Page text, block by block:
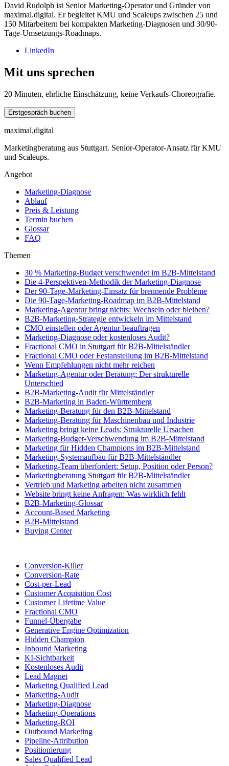
David Rudolph ist Senior Marketing-Operator und Gründer von
maximal.digital. Er begleitet KMU und Scaleups zwischen 25 und
150 Mitarbeitern bei kompakten Marketing-Diagnosen und 30/90-
Tage-Umsetzungs-Roadmaps.
LinkedIn
Mit uns sprechen
20 Minuten, ehrliche Einschätzung, keine Verkaufs-Choreografie.
Erstgespräch buchen
maximal.digital
Marketingberatung aus Stuttgart. Senior-Operator-Ansatz für KMU
und Scaleups.
Angebot
Marketing-Diagnose
Ablauf
Preis & Leistung
Termin buchen
Glossar
FAQ
Themen
30 % Marketing-Budget verschwendet im B2B-Mittelstand
Die 4-Perspektiven-Methodik der Marketing-Diagnose
Der 90-Tage-Marketing-Einsatz für brennende Probleme
Die 90-Tage-Marketing-Roadmap im B2B-Mittelstand
Marketing-Agentur bringt nichts: Wechseln oder bleiben?
B2B-Marketing-Strategie entwickeln im Mittelstand
CMO einstellen oder Agentur beauftragen
Marketing-Diagnose oder kostenloses Audit?
Fractional CMO in Stuttgart für B2B-Mittelständler
Fractional CMO oder Festanstellung im B2B-Mittelstand
Wenn Empfehlungen nicht mehr reichen
Marketing-Agentur oder Beratung: Der strukturelle
Unterschied
B2B-Marketing-Audit für Mittelständler
B2B-Marketing in Baden-Württemberg
Marketing-Beratung für den B2B-Mittelstand
Marketing-Beratung für Maschinenbau und Industrie
Marketing bringt keine Leads: Strukturelle Ursachen
Marketing-Budget-Verschwendung im B2B-Mittelstand
Marketing für Hidden Champions im B2B-Mittelstand
Marketing-Systemaufbau für B2B-Mittelständler
Marketing-Team überfordert: Setup, Position oder Person?
Marketingberatung Stuttgart für B2B-Mittelständler
Vertrieb und Marketing arbeiten nicht zusammen
Website bringt keine Anfragen: Was wirklich fehlt
B2B-Marketing-Glossar
Account-Based Marketing
B2B-Mittelstand
Buying Center
Conversion-Killer
Conversion-Rate
Cost-per-Lead
Customer Acquisition Cost
Customer Lifetime Value
Fractional CMO
Funnel-Übergabe
Generative Engine Optimization
Hidden Champion
Inbound Marketing
KI-Sichtbarkeit
Kostenloses Audit
Lead Magnet
Marketing Qualified Lead
Marketing-Audit
Marketing-Diagnose
Marketing-Operations
Marketing-ROI
Outbound Marketing
Pipeline-Attribution
Positionierung
Sales Qualified Lead